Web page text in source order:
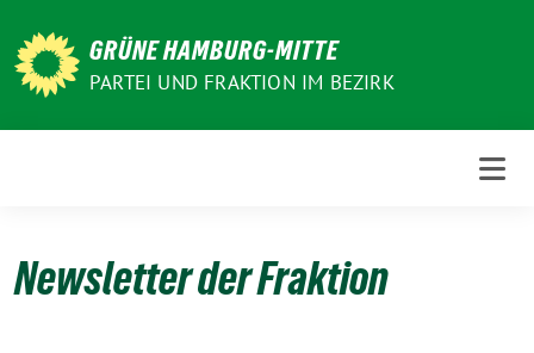
zum
Inhalt
GRÜNE HAMBURG-MITTE
PARTEI UND FRAKTION IM BEZIRK
Newsletter der Fraktion